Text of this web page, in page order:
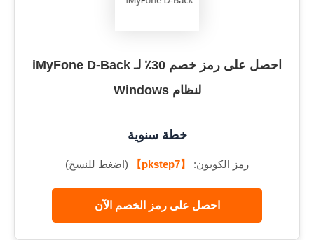
احصل على رمز خصم 30٪ لـ iMyFone D-Back
لنظام Windows
خطة سنوية
رمز الكوبون: 【pkstep7】 (اضغط للنسخ)
احصل على رمز الخصم الآن